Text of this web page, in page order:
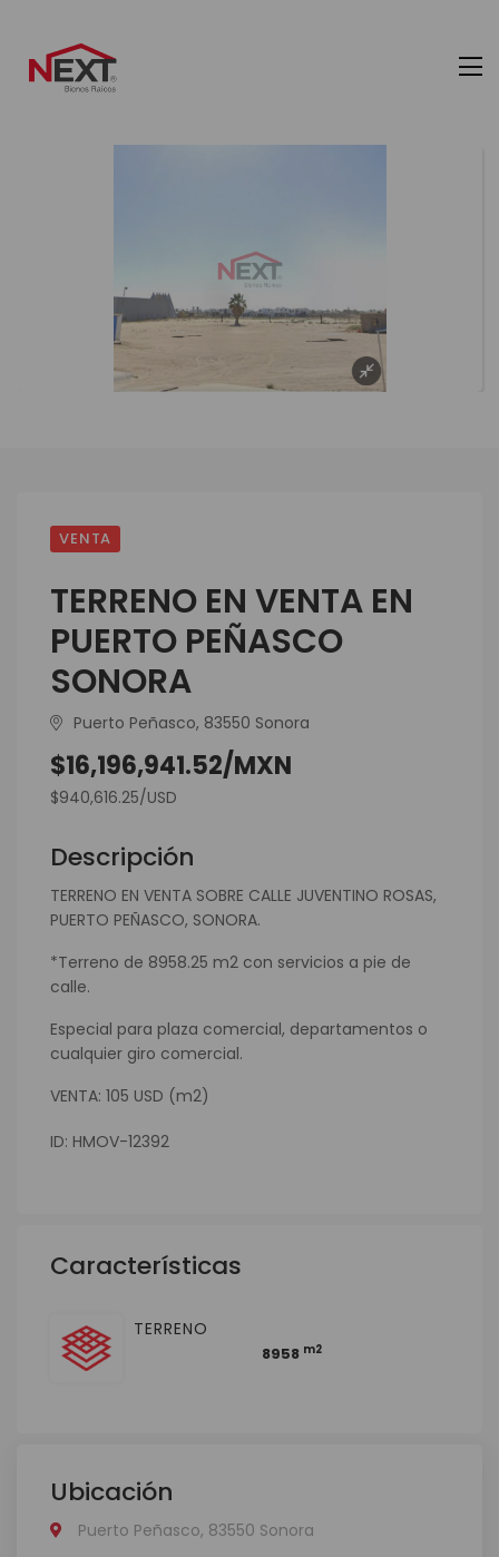
VENTA
TERRENO EN VENTA EN
PUERTO PEÑASCO
SONORA
Puerto Peñasco, 83550 Sonora
$16,196,941.52/MXN
$940,616.25/USD
Descripción
TERRENO EN VENTA SOBRE CALLE JUVENTINO ROSAS,
PUERTO PEÑASCO, SONORA.
*Terreno de 8958.25 m2 con servicios a pie de
calle.
Especial para plaza comercial, departamentos o
cualquier giro comercial.
VENTA: 105 USD (m2)
ID: HMOV-12392
Características
TERRENO
8958 m2
Ubicación
Puerto Peñasco, 83550 Sonora